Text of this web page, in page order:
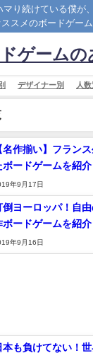
り続けている僕が
ススメのボードゲー
ゲームの
デザイナー別 人数
名作揃い】フラン
ボードゲームを紹介
年9月17日
倒ヨーロッパ！自
ボードゲームを紹介
年9月16日
本も負けてない！